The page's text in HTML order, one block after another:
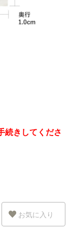
続きしてくださ
お気に入り